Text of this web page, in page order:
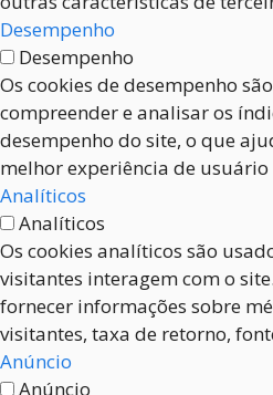
Desempenho
Desempenho
Os cookies de desempenho
compreender e analisar os
desempenho do site, o que
melhor experiência de
Analíticos
Analíticos
Os cookies analíticos são
visitantes interagem com o
fornecer informações sobre
visitantes, taxa de retorno,
Anúncio
Anúncio